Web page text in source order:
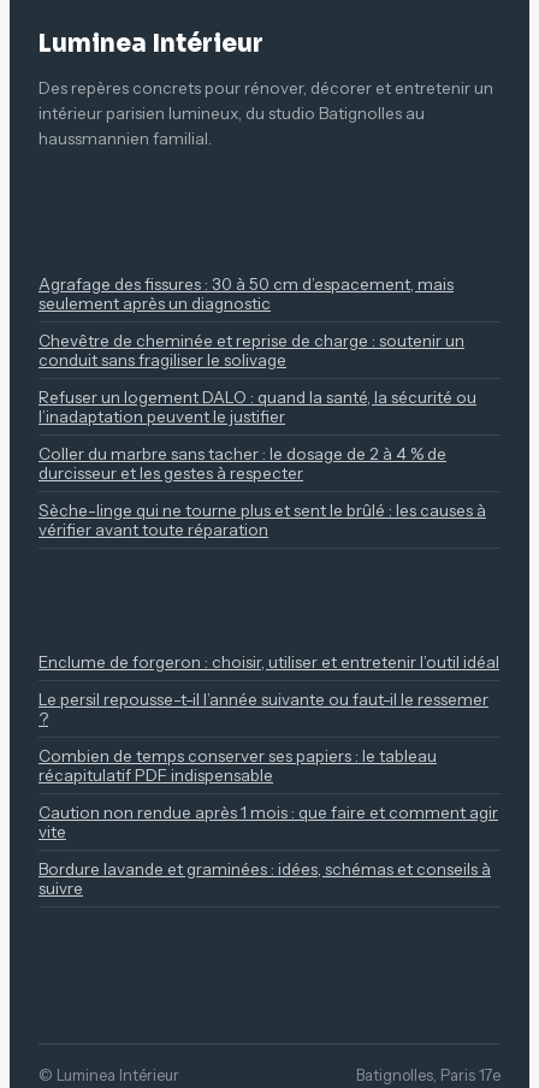
Luminea Intérieur
Des repères concrets pour rénover, décorer et entretenir un
intérieur parisien lumineux, du studio Batignolles au
haussmannien familial.
Agrafage des fissures : 30 à 50 cm d’espacement, mais
seulement après un diagnostic
Chevêtre de cheminée et reprise de charge : soutenir un
conduit sans fragiliser le solivage
Refuser un logement DALO : quand la santé, la sécurité ou
l’inadaptation peuvent le justifier
Coller du marbre sans tacher : le dosage de 2 à 4 % de
durcisseur et les gestes à respecter
Sèche-linge qui ne tourne plus et sent le brûlé : les causes à
vérifier avant toute réparation
Enclume de forgeron : choisir, utiliser et entretenir l’outil idéal
Le persil repousse-t-il l’année suivante ou faut-il le ressemer
?
Combien de temps conserver ses papiers : le tableau
récapitulatif PDF indispensable
Caution non rendue après 1 mois : que faire et comment agir
vite
Bordure lavande et graminées : idées, schémas et conseils à
suivre
© Luminea Intérieur Batignolles, Paris 17e